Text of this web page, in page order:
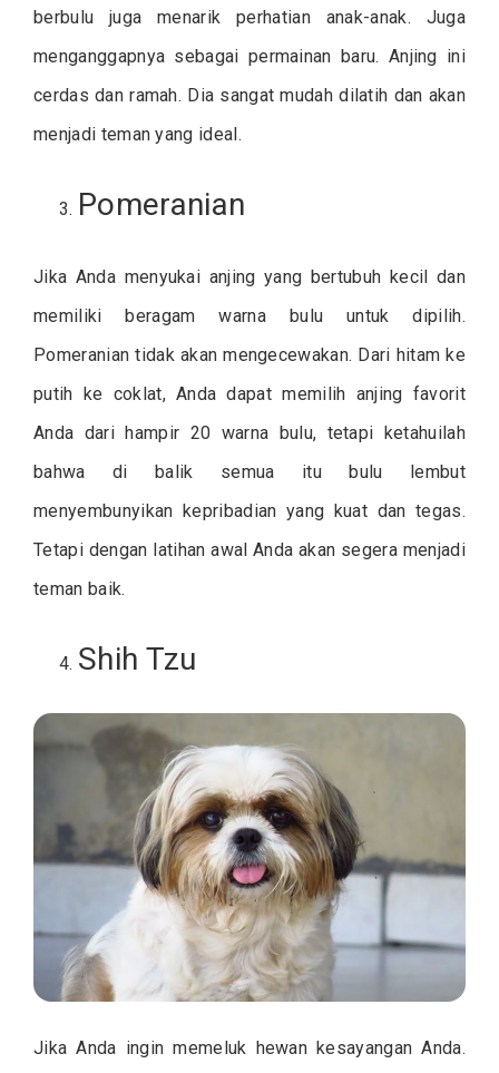
berbulu juga menarik perhatian anak-anak. Juga
menganggapnya sebagai permainan baru. Anjing ini
cerdas dan ramah. Dia sangat mudah dilatih dan akan
menjadi teman yang ideal.
Pomeranian
Jika Anda menyukai anjing yang bertubuh kecil dan
memiliki beragam warna bulu untuk dipilih.
Pomeranian tidak akan mengecewakan. Dari hitam ke
putih ke coklat, Anda dapat memilih anjing favorit
Anda dari hampir 20 warna bulu, tetapi ketahuilah
bahwa di balik semua itu bulu lembut
menyembunyikan kepribadian yang kuat dan tegas.
Tetapi dengan latihan awal Anda akan segera menjadi
teman baik.
Shih Tzu
Jika Anda ingin memeluk hewan kesayangan Anda.